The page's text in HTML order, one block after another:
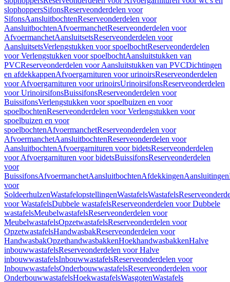
slophoppersSifonsReserveonderdelen voor
SifonsAansluitbochtenReserveonderdelen voor
AansluitbochtenAfvoermanchetReserveonderdelen voor
AfvoermanchetAansluitsetsReserveonderdelen voor
AansluitsetsVerlengstukken voor spoelbochtReserveonderdelen
voor Verlengstukken voor spoelbochtAansluitstukken van
PVCReserveonderdelen voor Aansluitstukken van PVCDichtingen
en afdekkappenAfvoergarnituren voor urinoirsReserveonderdelen
voor Afvoergarnituren voor urinoirsUrinoirsifonsReserveonderdelen
voor UrinoirsifonsBuissifonsReserveonderdelen voor
BuissifonsVerlengstukken voor spoelbuizen en voor
spoelbochtenReserveonderdelen voor Verlengstukken voor
spoelbuizen en voor
spoelbochtenAfvoermanchetReserveonderdelen voor
AfvoermanchetAansluitbochtenReserveonderdelen voor
AansluitbochtenAfvoergarnituren voor bidetsReserveonderdelen
voor Afvoergarnituren voor bidetsBuissifonsReserveonderdelen
voor
BuissifonsAfvoermanchetAansluitbochtenAfdekkingenAansluitingen
voor
SoldeerhulzenWastafelopstellingenWastafelsWastafels
voor WastafelsDubbele wastafelsReserveonderdelen voor Dubbele
wastafelsMeubelwastafelsReserveonderdelen voor
MeubelwastafelsOpzetwastafelsReserveonderdelen voor
OpzetwastafelsHandwasbakReserveonderdelen voor
HandwasbakOpzethandwasbakkenHoekhandwasbakkenHalve
inbouwwastafelsReserveonderdelen voor Halve
inbouwwastafelsInbouwwastafelsReserveonderdelen voor
InbouwwastafelsOnderbouwwastafelsReserveonderdelen voor
OnderbouwwastafelsHoekwastafelsWasgotenWastafels